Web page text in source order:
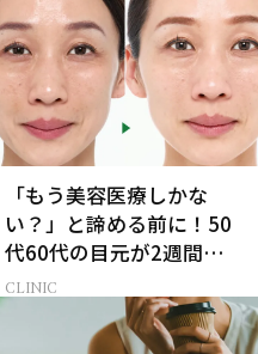
「もう美容医療しかな
い？」と諦める前に！50
代60代の目元が2週間で変
化した神レチノール
CLINIC